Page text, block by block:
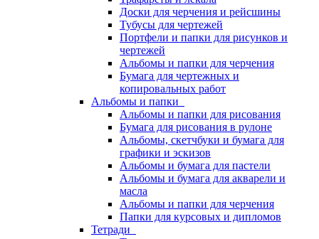
Доски для черчения и рейсшины
Тубусы для чертежей
Портфели и папки для рисунков и
чертежей
Альбомы и папки для черчения
Бумага для чертежных и
копировальных работ
Альбомы и папки
Альбомы и папки для рисования
Бумага для рисования в рулоне
Альбомы, скетчбуки и бумага для
графики и эскизов
Альбомы и бумага для пастели
Альбомы и бумага для акварели и
масла
Альбомы и папки для черчения
Папки для курсовых и дипломов
Тетради